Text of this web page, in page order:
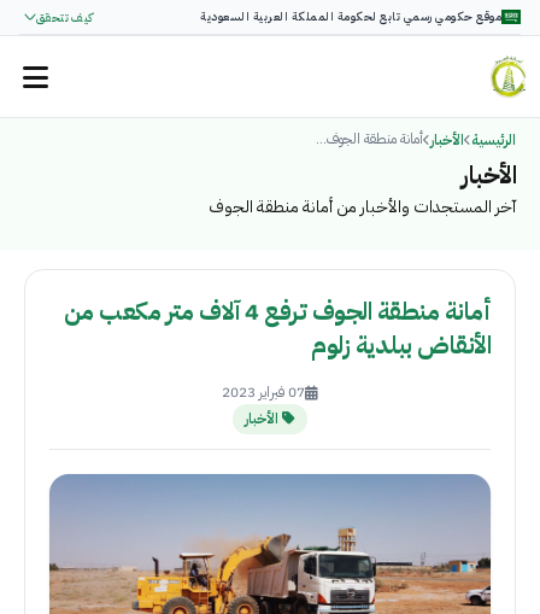
موقع حكومي رسمي تابع لحكومة المملكة العربية السعودية كيف تتحقق
الرئيسية الأخبار أمانة منطقة الجوف...
الأخبار
آخر المستجدات والأخبار من أمانة منطقة الجوف
أمانة منطقة الجوف ترفع 4 آلاف متر مكعب من
الأنقاض ببلدية زلوم
07 فبراير 2023
الأخبار